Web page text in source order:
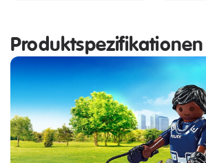
Produktspezifikationen